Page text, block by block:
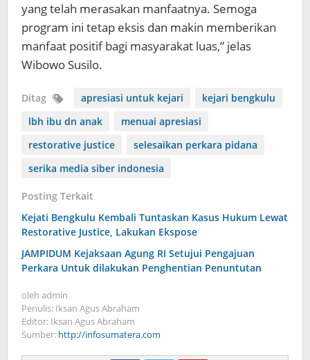
yang telah merasakan manfaatnya. Semoga
program ini tetap eksis dan makin memberikan
manfaat positif bagi masyarakat luas,” jelas
Wibowo Susilo.
Ditag apresiasi untuk kejari
kejari bengkulu
lbh ibu dn anak
menuai apresiasi
restorative justice
selesaikan perkara pidana
serika media siber indonesia
Posting Terkait
Kejati Bengkulu Kembali Tuntaskan Kasus Hukum Lewat
Restorative Justice, Lakukan Ekspose
JAMPIDUM Kejaksaan Agung RI Setujui Pengajuan
Perkara Untuk dilakukan Penghentian Penuntutan
oleh admin
Penulis: Iksan Agus Abraham
Editor: Iksan Agus Abraham
Sumber: http://infosumatera.com